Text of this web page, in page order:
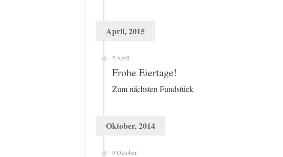
April, 2015
2 April
Frohe Eiertage!
Zum nächsten Fundstück
Oktober, 2014
9 Oktober